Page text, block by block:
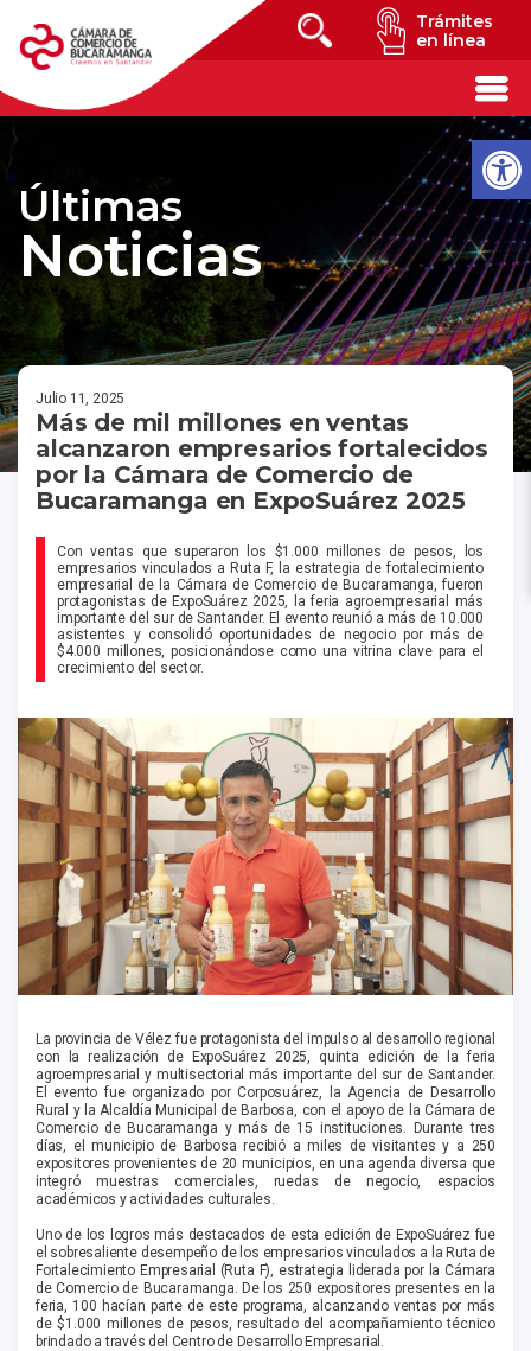
Trámites
en línea
Últimas
Noticias
Julio 11, 2025
Más de mil millones en ventas
alcanzaron empresarios fortalecidos
por la Cámara de Comercio de
Bucaramanga en ExpoSuárez 2025
Con ventas que superaron los $1.000 millones de pesos, los
empresarios vinculados a Ruta F, la estrategia de fortalecimiento
empresarial de la Cámara de Comercio de Bucaramanga, fueron
protagonistas de ExpoSuárez 2025, la feria agroempresarial más
importante del sur de Santander. El evento reunió a más de 10.000
asistentes y consolidó oportunidades de negocio por más de
$4.000 millones, posicionándose como una vitrina clave para el
crecimiento del sector.
La provincia de Vélez fue protagonista del impulso al desarrollo regional
con la realización de ExpoSuárez 2025, quinta edición de la feria
agroempresarial y multisectorial más importante del sur de Santander.
El evento fue organizado por Corposuárez, la Agencia de Desarrollo
Rural y la Alcaldía Municipal de Barbosa, con el apoyo de la Cámara de
Comercio de Bucaramanga y más de 15 instituciones. Durante tres
días, el municipio de Barbosa recibió a miles de visitantes y a 250
expositores provenientes de 20 municipios, en una agenda diversa que
integró muestras comerciales, ruedas de negocio, espacios
académicos y actividades culturales.
Uno de los logros más destacados de esta edición de ExpoSuárez fue
el sobresaliente desempeño de los empresarios vinculados a la Ruta de
Fortalecimiento Empresarial (Ruta F), estrategia liderada por la Cámara
de Comercio de Bucaramanga. De los 250 expositores presentes en la
feria, 100 hacían parte de este programa, alcanzando ventas por más
de $1.000 millones de pesos, resultado del acompañamiento técnico
brindado a través del Centro de Desarrollo Empresarial.